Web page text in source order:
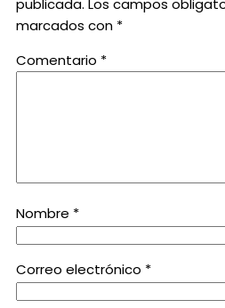
publicada. Los campos
marcados con *
Comentario *
Nombre *
Correo electrónico *